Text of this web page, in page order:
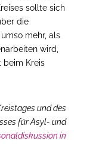
sollte sich
die
mehr, als
wird,
beim Kreis
und des
für Asyl- und
in